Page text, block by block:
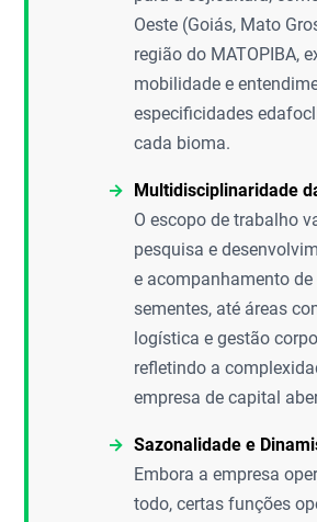
Oeste (Goiás, Mato
região do MATOPIBA,
mobilidade e
especificidades
cada bioma.
Multidisciplinaridade
O escopo de trabalho
pesquisa e
e acompanhamento
sementes, até áreas
logística e gestão
refletindo a
empresa de capital
Sazonalidade e
Embora a empresa
todo, certas funções